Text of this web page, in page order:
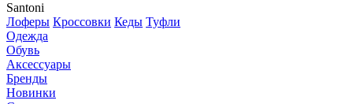
Santoni
Лоферы Кроссовки Кеды Туфли
Одежда
Обувь
Аксессуары
Бренды
Новинки